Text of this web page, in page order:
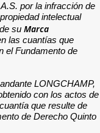
por la infracción de
intelectual
su Marca
las cuantías que
el Fundamento de
LONGCHAMP,
con los actos de
que resulte de
de Derecho Quinto